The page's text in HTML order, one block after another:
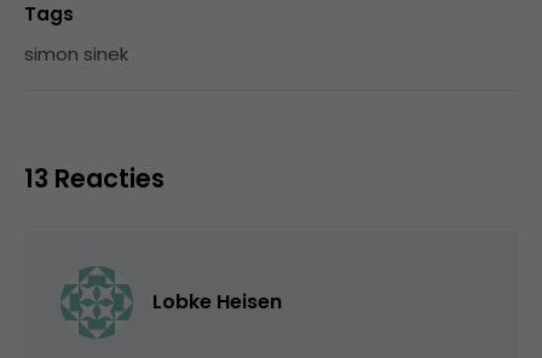
Tags
simon sinek
13 Reacties
Lobke Heisen